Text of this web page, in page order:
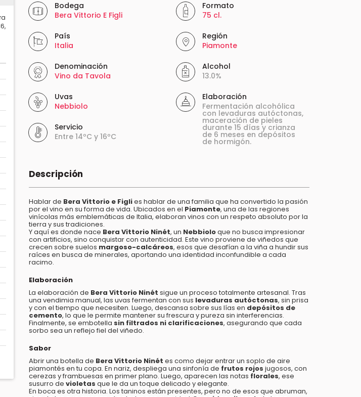
Bodega
Bera Vittorio E Figli
Formato
75 cl.
País
Italia
Región
Piamonte
Denominación
Vino da Tavola
Alcohol
13.0%
Uvas
Nebbiolo
Servicio
Entre 14ºC y 16ºC
Elaboración
Fermentación alcohólica
con levaduras autóctonas,
maceración de pieles
durante 15 días y crianza
de 6 meses en depósitos
de hormigón.
Descripción
Hablar de Bera Vittorio e Figlies hablar de una familia que ha convertido la pasión
por el vino en su forma de vida. Ubicados en el Piamonte, una de las regiones
vinícolas más emblemáticas de Italia, elaboran vinos con un respeto absoluto por la
tierra y sus tradiciones.
Y aquí es donde nace Bera Vittorio Ninét, un Nebbioloque no busca impresionar
con artificios, sino conquistar con autenticidad. Este vino proviene de viñedos que
crecen sobre suelos margoso-calcáreos, esos que desafían a la viña a hundir sus
raíces en busca de minerales, aportando una identidad inconfundible a cada
racimo.
Elaboración
La elaboración de Bera Vittorio Ninét sigue un proceso totalmente artesanal. Tras
una vendimia manual, las uvas fermentan con sus levaduras autóctonas, sin prisa
y con el tiempo que necesiten. Luego, descansa sobre sus lías en depósitos de
cemento, lo que le permite mantener su frescura y pureza sin interferencias.
Finalmente, se embotella sin filtrados ni clarificaciones, asegurando que cada
sorbo sea un reflejo fiel del viñedo.
Sabor
Abrir una botella de Bera Vittorio Ninét es como dejar entrar un soplo de aire
piamontés en tu copa. En nariz, despliega una sinfonía de frutos rojos jugosos, con
cerezas y frambuesas en primer plano. Luego, aparecen las notas florales, ese
susurro de violetas que le da un toque delicado y elegante.
En boca es otra historia. Los taninos están presentes, pero no de esos que abruman,